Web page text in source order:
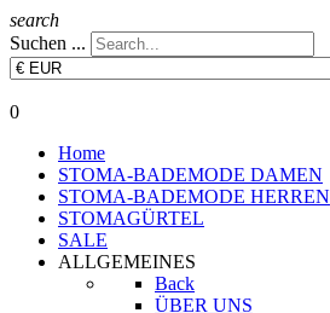
search
Suchen ...
0
Home
STOMA-BADEMODE DAMEN
STOMA-BADEMODE HERREN
STOMAGÜRTEL
SALE
ALLGEMEINES
Back
ÜBER UNS